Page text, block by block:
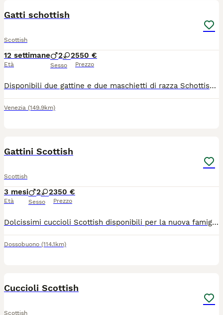
Gatti schottish
Scottish
12 settimane
Età
2 2
Sesso
550 €
Prezzo
Disponibili due gattine e due maschietti di razza Schottish. No Pedigree. Sono nati il 12 maggio. Vengono ceduti vaccinati, sverminate e con il libretto sanitario del Medico Veterinario. Vanno già sulla lettiera. Si cedono a partire dal 12 agosto.
Venezia (149.9km)
Gattini Scottish
Scottish
3 mesi
Età
2 2
Sesso
350 €
Prezzo
Dolcissimi cuccioli Scottish disponibili per la nuova famiglia ,mangiano da soli e usano la lettiera, Sono molto adorabili e giocherellone Amano stare nella compagnia delle persone Sono già sterminati Per informazioni e foto, scrivetemi
Dossobuono (114.1km)
Cuccioli Scottish
Scottish